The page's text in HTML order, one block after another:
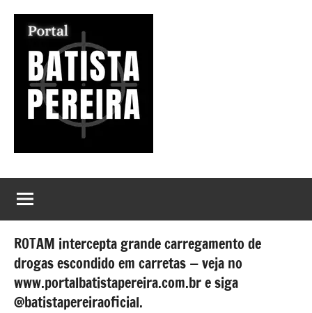
conteúdo
Batista
Pereira
Portal
de
ROTAM intercepta grande carregamento de
drogas escondido em carretas — veja no
www.portalbatistapereira.com.br e siga
@batistapereiraoficial.